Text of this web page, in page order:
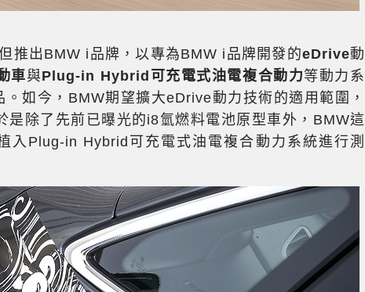
推出BMW i品牌，以專為BMW i品牌開發的eDrive動
車與Plug-in Hybrid可充電式油電複合動力等動力系
。如今，BMW期望擴大eDrive動力技術的適用範圍，
是除了先前已曝光的i8氫燃料電池原型車外，BMW這
入Plug-in Hybrid可充電式油電複合動力系統進行測